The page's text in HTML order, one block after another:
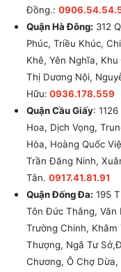
Đồng.:
Quận Hà Đông: 312
Phúc, Triều Khúc,
Khê, Yên Nghĩa,
Thị Dương Nội,
Hữu: 0936.178.559
Quận Cầu Giấy:
Hoa, Dịch Vọng,
Hòa, Hoàng Quốc
Trần Đăng Ninh,
Tân. 0917.41.81.91
Quận Đống Đa: 195
Tôn Đức Thắng, Văn
Trường Chinh,
Thượng, Ngã Tư
Chương, Ô Chợ